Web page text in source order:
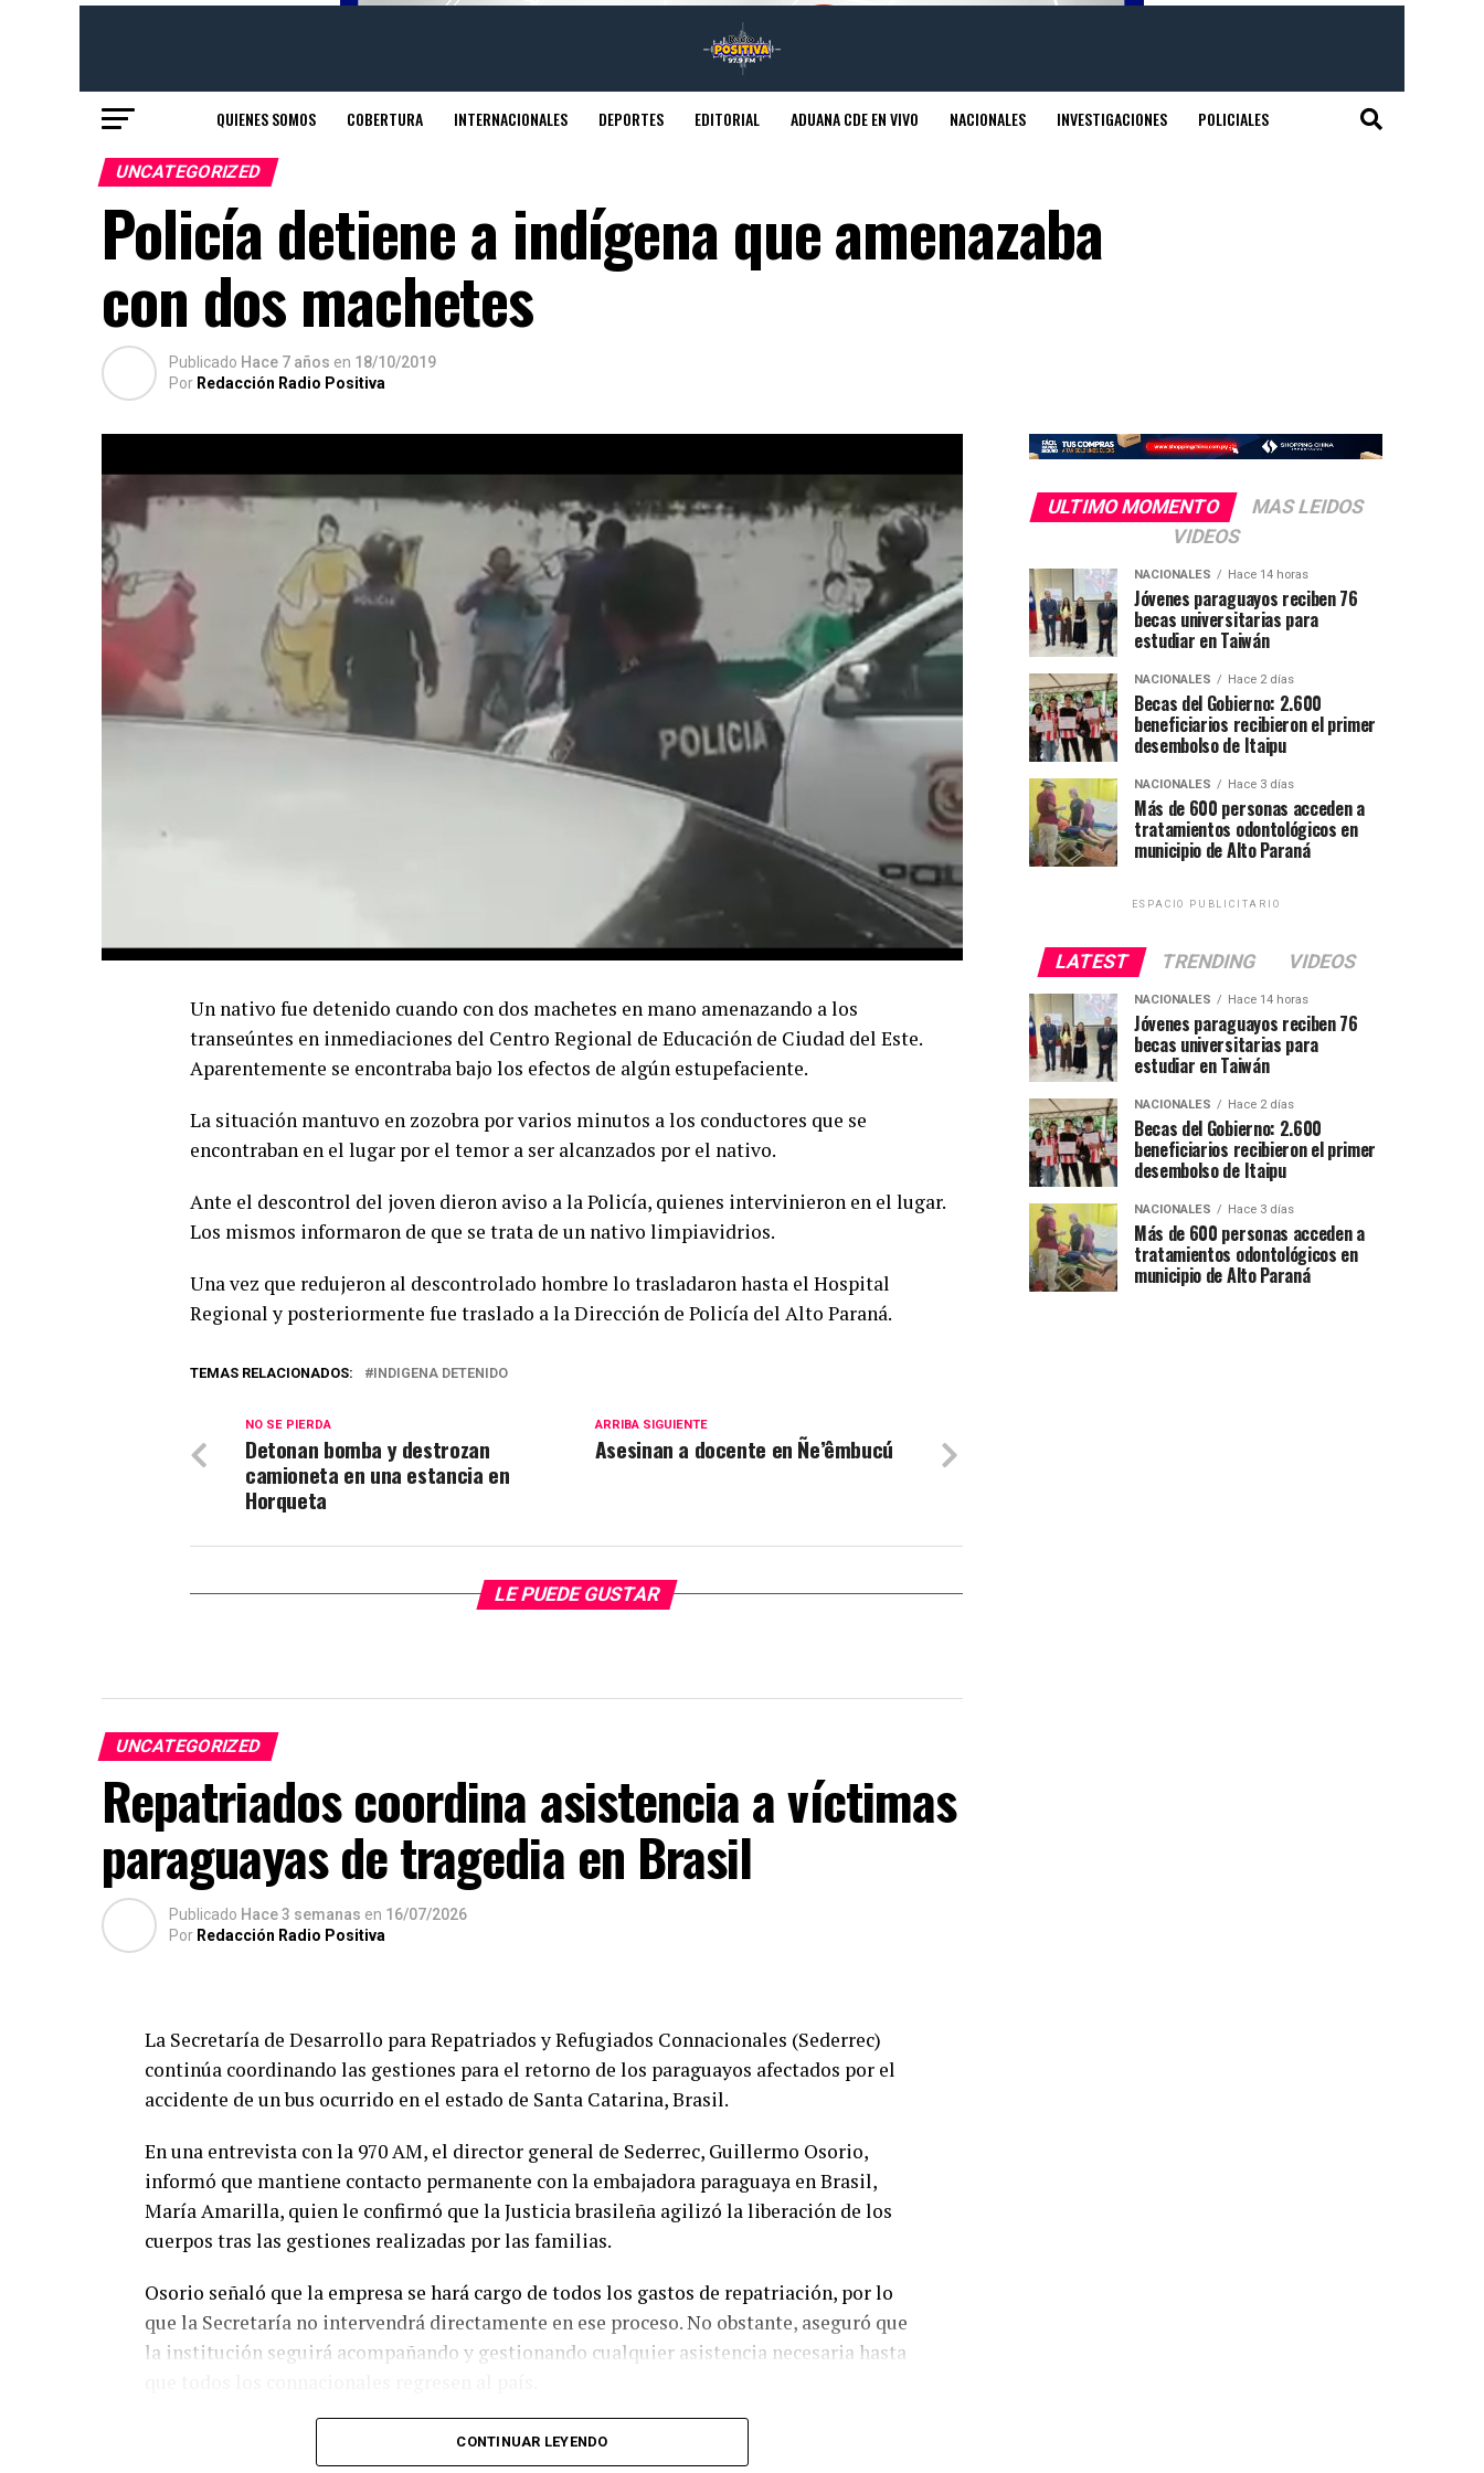
QUIENES SOMOS COBERTURA INTERNACIONALES DEPORTES EDITORIAL ADUANA CDE EN VIVO NACIONALES INVESTIGACIONES POLICIALES
UNCATEGORIZED
Policía detiene a indígena que amenazaba
con dos machetes
Publicado Hace 7 años en 18/10/2019
Por Redacción Radio Positiva
Un nativo fue detenido cuando con dos machetes en mano amenazando a los
transeúntes en inmediaciones del Centro Regional de Educación de Ciudad del Este.
Aparentemente se encontraba bajo los efectos de algún estupefaciente.
La situación mantuvo en zozobra por varios minutos a los conductores que se
encontraban en el lugar por el temor a ser alcanzados por el nativo.
Ante el descontrol del joven dieron aviso a la Policía, quienes intervinieron en el lugar.
Los mismos informaron de que se trata de un nativo limpiavidrios.
Una vez que redujeron al descontrolado hombre lo trasladaron hasta el Hospital
Regional y posteriormente fue traslado a la Dirección de Policía del Alto Paraná.
TEMAS RELACIONADOS: INDIGENA DETENIDO
ARRIBA SIGUIENTE
Asesinan a docente en Ñe’êmbucú
NO SE PIERDA
Detonan bomba y destrozan
camioneta en una estancia en
Horqueta
LE PUEDE GUSTAR
UNCATEGORIZED
Repatriados coordina asistencia a víctimas
paraguayas de tragedia en Brasil
Publicado Hace 3 semanas en 16/07/2026
Por Redacción Radio Positiva
La Secretaría de Desarrollo para Repatriados y Refugiados Connacionales (Sederrec)
continúa coordinando las gestiones para el retorno de los paraguayos afectados por el
accidente de un bus ocurrido en el estado de Santa Catarina, Brasil.
En una entrevista con la 970 AM, el director general de Sederrec, Guillermo Osorio,
informó que mantiene contacto permanente con la embajadora paraguaya en Brasil,
María Amarilla, quien le confirmó que la Justicia brasileña agilizó la liberación de los
cuerpos tras las gestiones realizadas por las familias.
Osorio señaló que la empresa se hará cargo de todos los gastos de repatriación, por lo
que la Secretaría no intervendrá directamente en ese proceso. No obstante, aseguró que
la institución seguirá acompañando y gestionando cualquier asistencia necesaria hasta
Asimismo, indicó que 48 pasajeros que ya recibieron el alta médica retornarán este
jueves en un bus, luego de que el viaje previsto para el miércoles fuera postergado.
CONTINUAR LEYENDO
ULTIMO MOMENTO
MAS LEIDOS
VIDEOS
NACIONALES Hace 14 horas
Jóvenes paraguayos reciben 76
becas universitarias para
estudiar en Taiwán
NACIONALES Hace 2 días
Becas del Gobierno: 2.600
beneficiarios recibieron el primer
desembolso de Itaipu
NACIONALES Hace 3 días
Más de 600 personas acceden a
tratamientos odontológicos en
municipio de Alto Paraná
ESPACIO PUBLICITARIO
LATEST TRENDING VIDEOS
NACIONALES Hace 14 horas
Jóvenes paraguayos reciben 76
becas universitarias para
estudiar en Taiwán
NACIONALES Hace 2 días
Becas del Gobierno: 2.600
beneficiarios recibieron el primer
desembolso de Itaipu
NACIONALES Hace 3 días
Más de 600 personas acceden a
tratamientos odontológicos en
municipio de Alto Paraná